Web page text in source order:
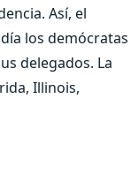
Así, el
los demócratas
delegados. La
Illinois,